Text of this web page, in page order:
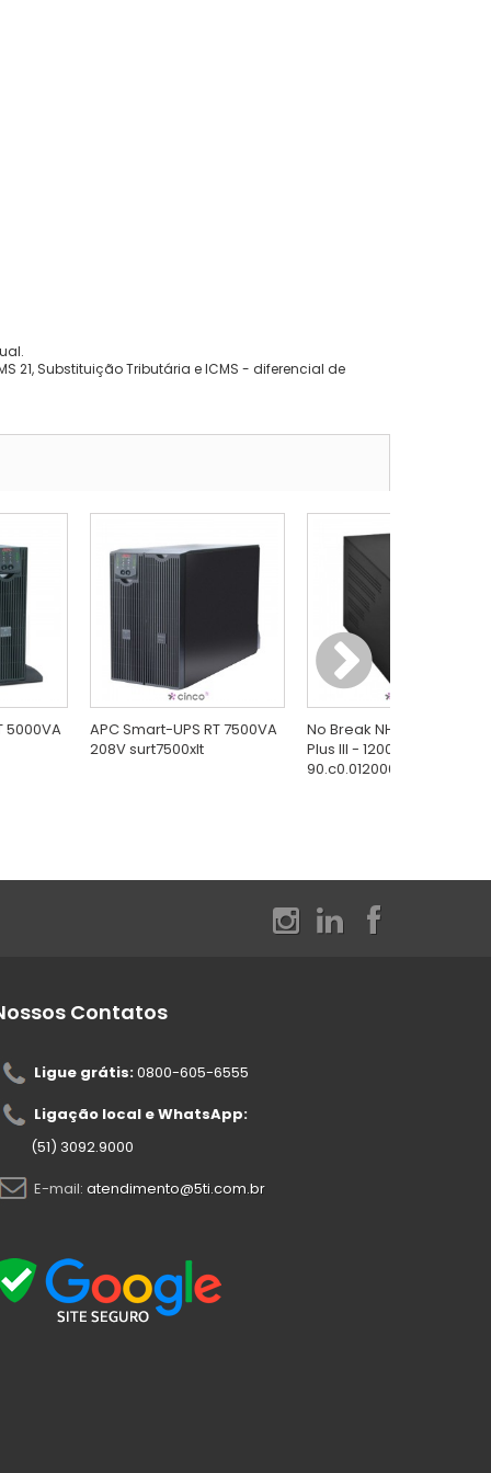
21, Substituição Tributária e ICMS - diferencial de
5000VA
APC Smart-UPS RT 7500VA
208V surt7500xlt
No Break NHS Compact
Plus III - 1200VA
90.c0.012000
Contatos
Ligue grátis:0800-605-6555
Ligação local e WhatsApp:
(51) 3092.9000
E-mail: atendimento@5ti.com.br